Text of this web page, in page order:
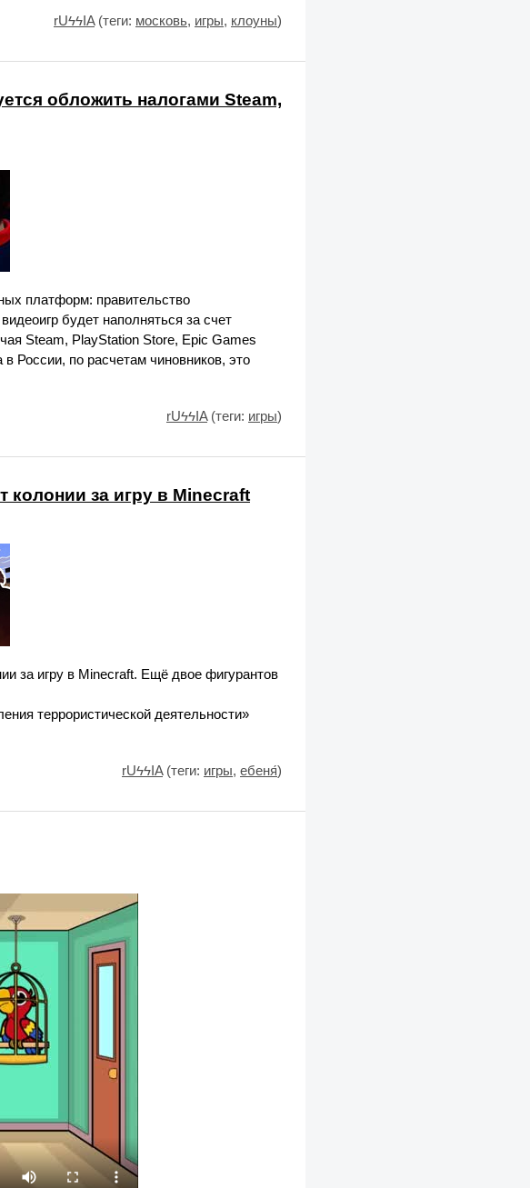
rUϟϟIA(теги: московь, игры, клоуны)
обложить налогами Steam,
платформ: правительство
будет наполняться за счет
Steam, PlayStation Store, Epic Games
России, по расчетам чиновников, это
rUϟϟIA(теги: игры)
за игру в Minecraft
за игру в Minecraft. Ещё двое фигурантов
террористической деятельности»
rUϟϟIA(теги: игры, ебеня́)